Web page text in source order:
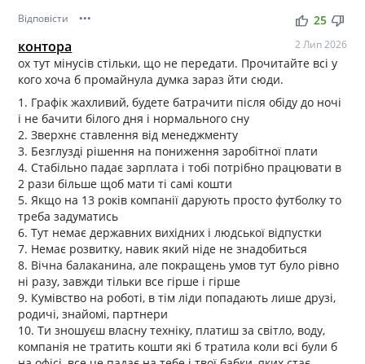
Відповісти ••• thumb_up thumb_down
25
контора 2 Лип 2026
ох тут мінусів стільки, що не передати. Прочитайте всі у
кого хоча б промайнула думка зараз йти сюди.
1. Графік жахливий, будете батрачити після обіду до ночі
і не бачити білого дня і нормального сну
2. Зверхнє ставлення від менеджменту
3. Безглузді рішення на пониження заробітної плати
4. Стабільно падає зарплата і тобі потрібно працювати в
2 рази більше щоб мати ті самі кошти
5. Якщо на 13 років компанії дарують просто футболку то
треба задуматись
6. Тут немає державних вихідних і людської відпустки
7. Немає розвитку, навик який ніде не знадобиться
8. Вічна балаканина, але покращень умов тут було рівно
ні разу, завжди тільки все гірше і гірше
9. Кумівство на роботі, в тім ліди попадають лише друзі,
родичі, знайомі, партнери
10. Ти зношуєш власну техніку, платиш за світло, воду,
компанія не тратить кошти які б тратила коли всі були б